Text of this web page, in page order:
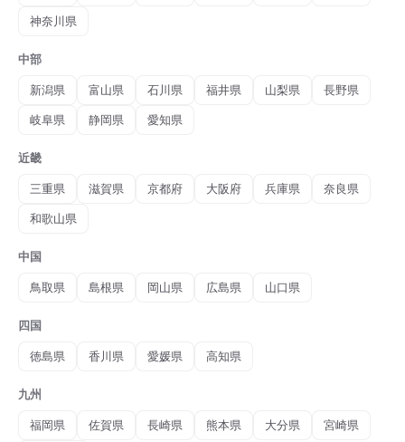
神奈川県
中部
新潟県
富山県 石川県 福井県 山梨県
長野県
岐阜県
静岡県 愛知県
近畿
三重県
滋賀県 京都府 大阪府 兵庫県
奈良県
和歌山県
中国
鳥取県
島根県 岡山県 広島県 山口県
四国
徳島県
香川県 愛媛県 高知県
九州
福岡県
佐賀県 長崎県 熊本県 大分県
宮崎県